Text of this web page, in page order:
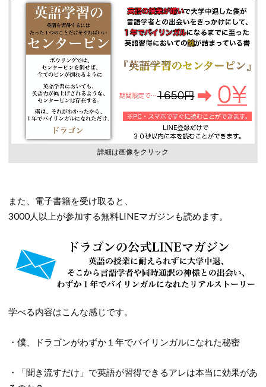
詳細は画像をクリック
また、電子書籍を受け取ると、
3000人以上が参加する無料LINEマガジンも読めます。
学べる内容はこんな感じです。
・僕、ドラゴンがわずか１年でバイリンガルになれた秘密
・「聞き流すだけ」で英語が習得できるアレは本当に効果があ